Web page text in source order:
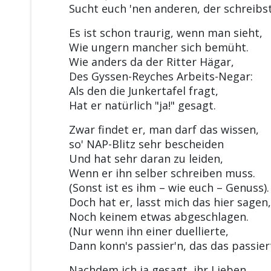
Sucht euch 'nen anderen, der
Es ist schon traurig, wenn man sieht,
Wie ungern mancher sich bemüht.
Wie anders da der Ritter Hägar,
Des Gyssen-Reyches Arbeits-Negar:
Als den die Junkertafel fragt,
Hat er natürlich "ja!" gesagt.
Zwar findet er, man darf das wissen,
so' NAP-Blitz sehr bescheiden
Und hat sehr daran zu leiden,
Wenn er ihn selber schreiben muss.
(Sonst ist es ihm – wie euch – Genuss).
Doch hat er, lasst mich das hier sagen,
Noch keinem etwas abgeschlagen.
(Nur wenn ihn einer duellierte,
Dann konn's passier'n, das das